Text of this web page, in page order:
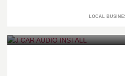
LOCAL